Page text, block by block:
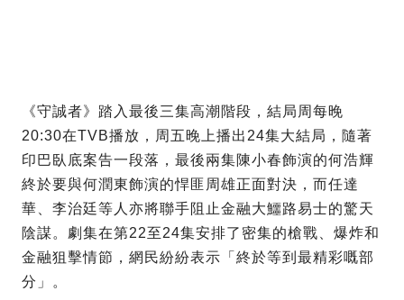
《守誠者》踏入最後三集高潮階段，結局周每晚
20:30在TVB播放，周五晚上播出24集大結局，隨著
印巴臥底案告一段落，最後兩集陳小春飾演的何浩輝
終於要與何潤東飾演的悍匪周雄正面對決，而任達
華、李治廷等人亦將聯手阻止金融大鱷路易士的驚天
陰謀。劇集在第22至24集安排了密集的槍戰、爆炸和
金融狙擊情節，網民紛紛表示「終於等到最精彩嘅部
分」。